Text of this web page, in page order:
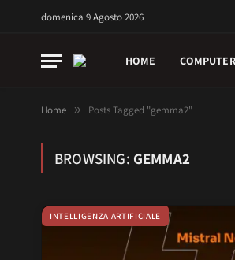
domenica 9 Agosto 2026
HOME COMPUTER
Home » Posts Tagged "gemma2"
BROWSING: GEMMA2
INTELLIGENZA ARTIFICIALE